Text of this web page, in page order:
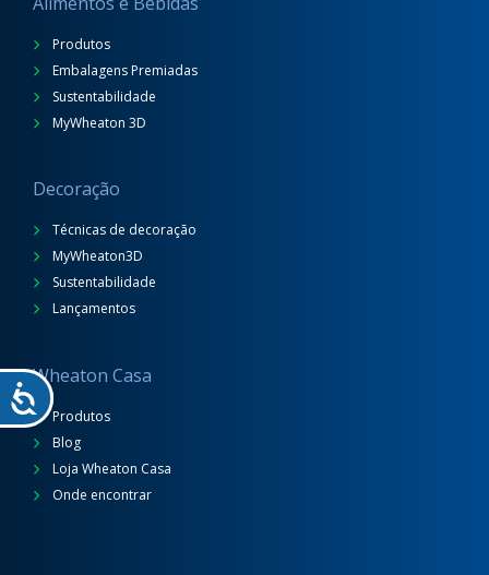
Produtos
Embalagens Premiadas
Sustentabilidade
MyWheaton 3D
Decoração
Técnicas de decoração
MyWheaton3D
Sustentabilidade
Lançamentos
Wheaton Casa
Produtos
Blog
Loja Wheaton Casa
Onde encontrar